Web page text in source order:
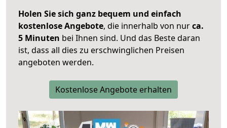
Holen Sie sich ganz bequem und einfach
kostenlose Angebote, die innerhalb von nurca.
5 Minuten bei Ihnen sind. Und das Beste daran
ist, dass all dies zu erschwinglichen Preisen
angeboten werden.
Kostenlose Angebote erhalten